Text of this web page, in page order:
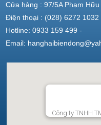
Cửa hàng : 97/5A Phạm
Điện thoại : (028) 6272
Hotline: 0933 159 499 -
Email:
Công ty TNHH